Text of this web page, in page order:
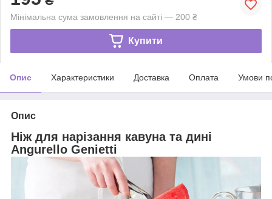
Мінімальна сума замовлення на сайті — 200 ₴
Купити
Опис Характеристики Доставка Оплата Умови
Опис
Ніж для нарізання кавуна та дині
Angurello Genietti